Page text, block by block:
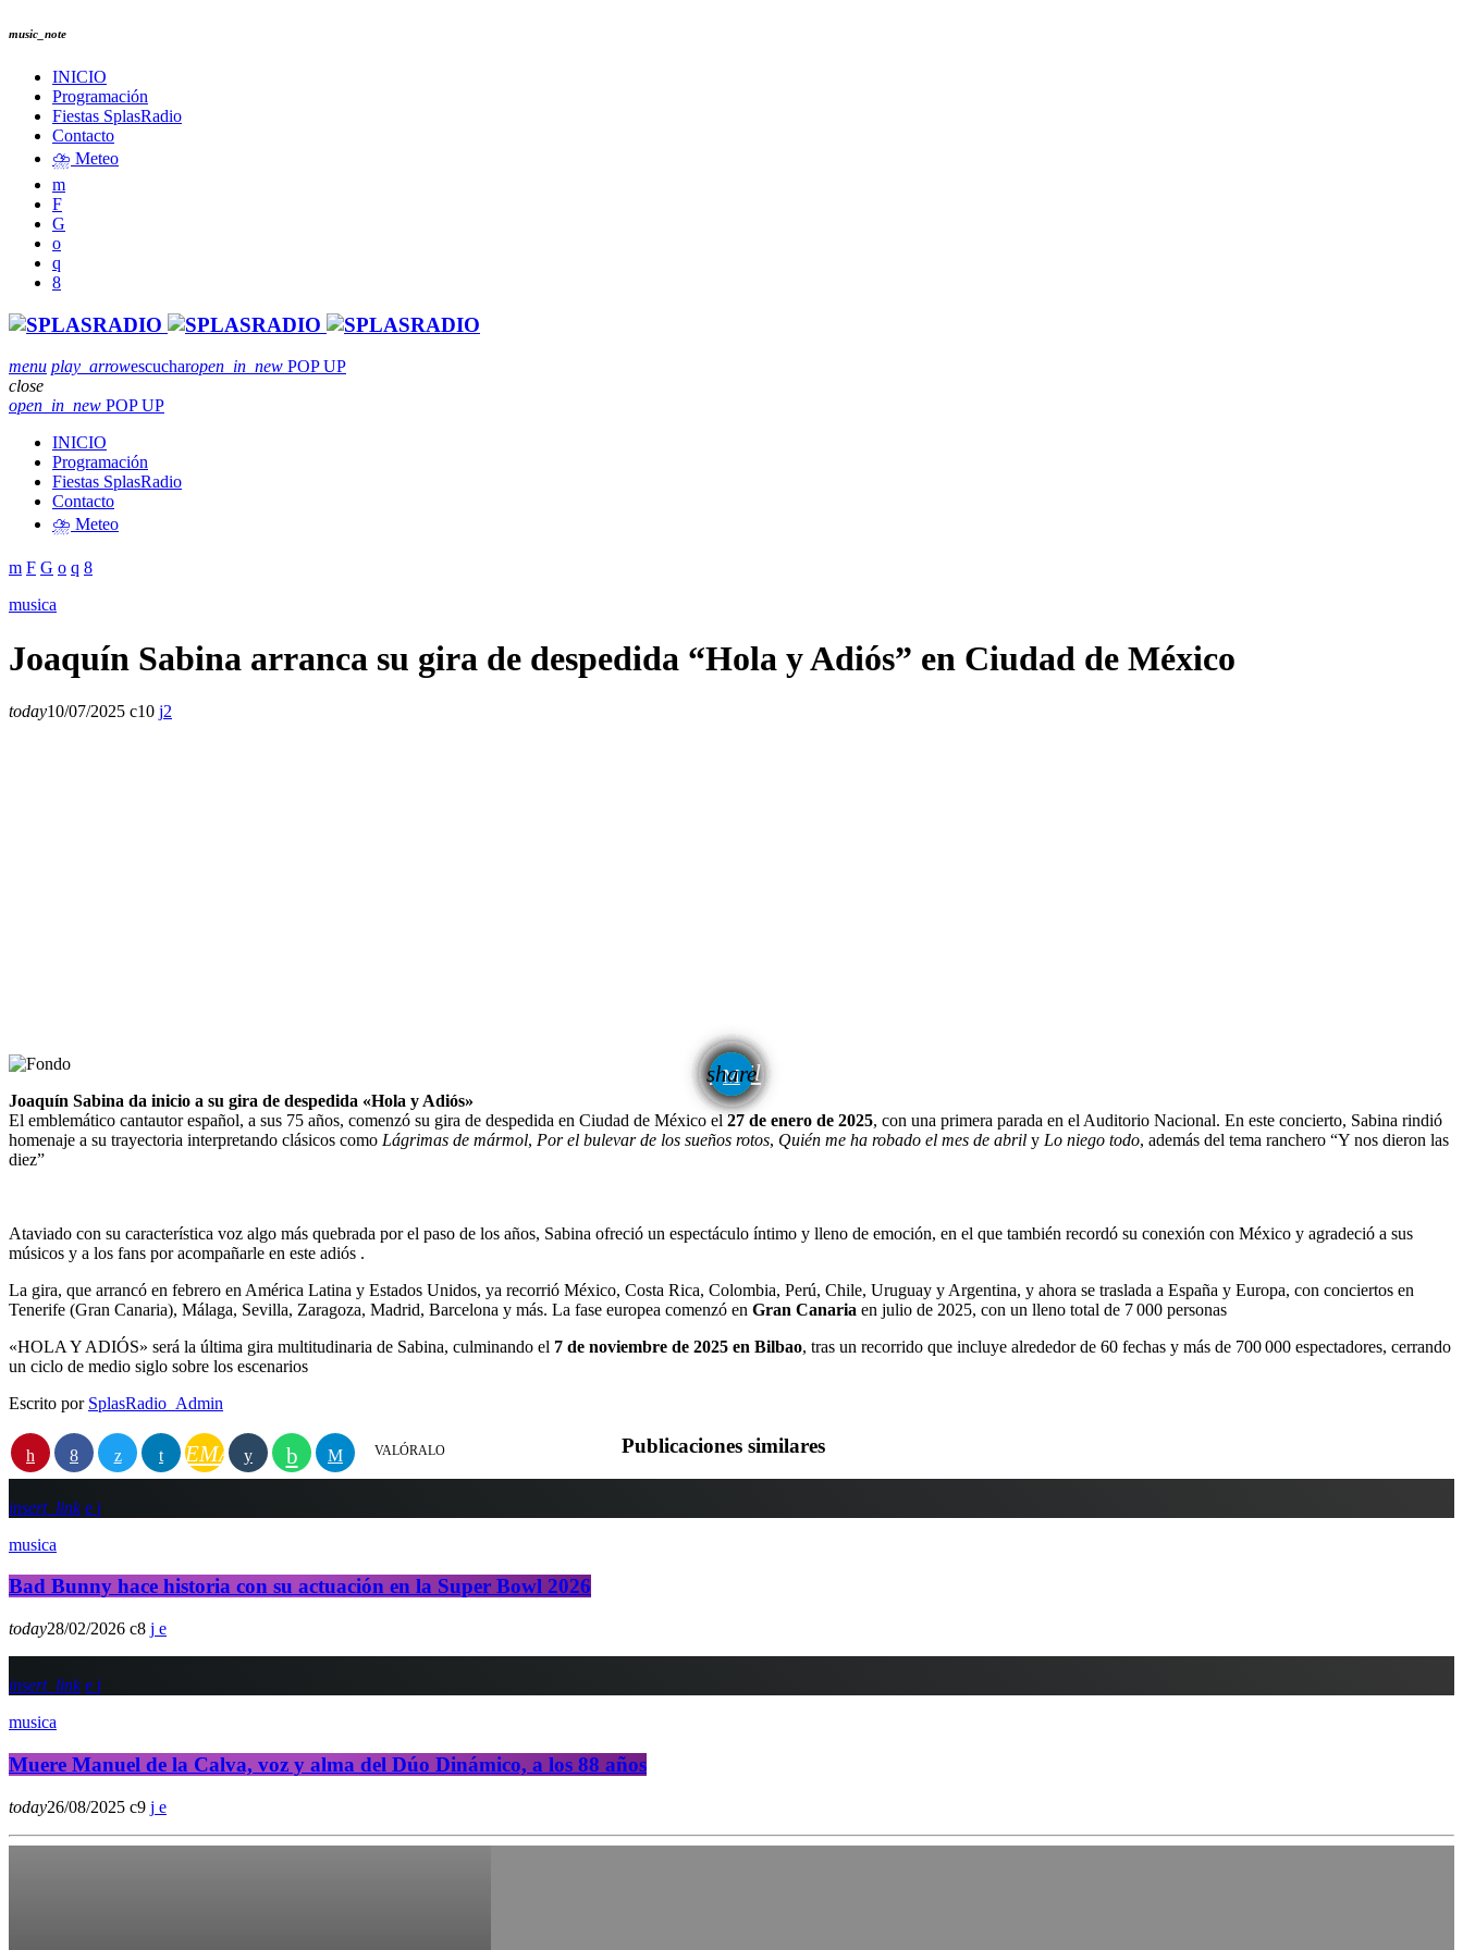
music_note
INICIO
Programación
Fiestas SplasRadio
Contacto
⛈️ Meteo
menu play_arrowescucharopen_in_new POP UP
close
open_in_new POP UP
INICIO
Programación
Fiestas SplasRadio
Contacto
⛈️ Meteo
musica
Joaquín Sabina arranca su gira de despedida “Hola y Adiós” en Ciudad de México
today10/07/2025 10 2
share
2
email
Joaquín Sabina da inicio a su gira de despedida «Hola y Adiós»
El emblemático cantautor español, a sus 75 años, comenzó su gira de despedida en Ciudad de México el 27 de enero de 2025, con una primera parada en el Auditorio Nacional. En este concierto, Sabina rindió
homenaje a su trayectoria interpretando clásicos como Lágrimas de mármol, Por el bulevar de los sueños rotos, Quién me ha robado el mes de abril y Lo niego todo, además del tema ranchero “Y nos dieron las
diez”
Ataviado con su característica voz algo más quebrada por el paso de los años, Sabina ofreció un espectáculo íntimo y lleno de emoción, en el que también recordó su conexión con México y agradeció a sus
músicos y a los fans por acompañarle en este adiós .
La gira, que arrancó en febrero en América Latina y Estados Unidos, ya recorrió México, Costa Rica, Colombia, Perú, Chile, Uruguay y Argentina, y ahora se traslada a España y Europa, con conciertos en
Tenerife (Gran Canaria), Málaga, Sevilla, Zaragoza, Madrid, Barcelona y más. La fase europea comenzó en Gran Canaria en julio de 2025, con un lleno total de 7 000 personas
«HOLA Y ADIÓS» será la última gira multitudinaria de Sabina, culminando el 7 de noviembre de 2025 en Bilbao, tras un recorrido que incluye alrededor de 60 fechas y más de 700 000 espectadores, cerrando
un ciclo de medio siglo sobre los escenarios
Escrito por SplasRadio_Admin
EMAIL VALÓRALO Publicaciones similares
insert_link
musica
Bad Bunny hace historia con su actuación en la Super Bowl 2026
today28/02/2026 8
insert_link
musica
Muere Manuel de la Calva, voz y alma del Dúo Dinámico, a los 88 años
today26/08/2025 9